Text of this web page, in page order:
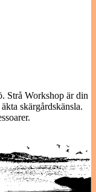
Strå Workshop är din
skärgårdskänsla.